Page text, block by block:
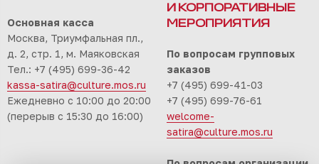
Основная касса
Москва, Триумфальная пл.,
д. 2, стр. 1, м. Маяковская
Тел.: +7 (495) 699-36-42
kassa-satira@culture.mos.ru
Ежедневно с 10:00 до 20:00
(перерыв с 15:30 до 16:00)
И КОРПОРАТИВНЫЕ
МЕРОПРИЯТИЯ
По вопросам групповых
заказов
+7 (495) 699-41-03
+7 (495) 699-76-61
welcome-
satira@culture.mos.ru